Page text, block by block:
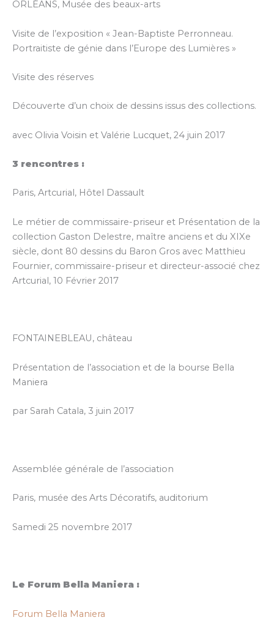
ORLÉANS, Musée des beaux-arts
Visite de l’exposition « Jean-Baptiste Perronneau.
Portraitiste de génie dans l’Europe des Lumières »
Visite des réserves
Découverte d’un choix de dessins issus des collections.
avec Olivia Voisin et Valérie Lucquet, 24 juin 2017
3 rencontres :
Paris, Artcurial, Hôtel Dassault
Le métier de commissaire-priseur et Présentation de la
collection Gaston Delestre, maître anciens et du XIXe
siècle, dont 80 dessins du Baron Gros avec Matthieu
Fournier, commissaire-priseur et directeur-associé chez
Artcurial, 10 Février 2017
FONTAINEBLEAU, château
Présentation de l’association et de la bourse Bella
Maniera
par Sarah Catala, 3 juin 2017
Assemblée générale de l’association
Paris, musée des Arts Décoratifs, auditorium
Samedi 25 novembre 2017
Le Forum Bella Maniera :
Forum Bella Maniera